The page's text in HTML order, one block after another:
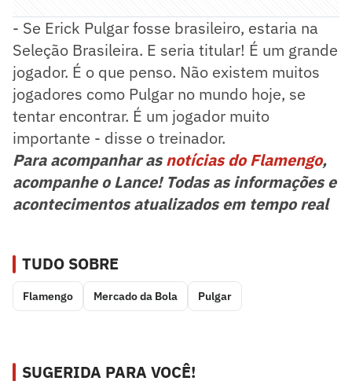
- Se Erick Pulgar fosse brasileiro, estaria na
Seleção Brasileira. E seria titular! É um grande
jogador. É o que penso. Não existem muitos
jogadores como Pulgar no mundo hoje, se
tentar encontrar. É um jogador muito
importante - disse o treinador.
Para acompanhar asnotícias do Flamengo,
acompanhe o Lance! Todas as informações e
acontecimentos atualizados em tempo real
TUDO SOBRE
Flamengo Mercado da Bola Pulgar
SUGERIDA PARA VOCÊ!